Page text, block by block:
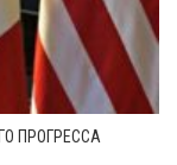
ПРОГРЕССА